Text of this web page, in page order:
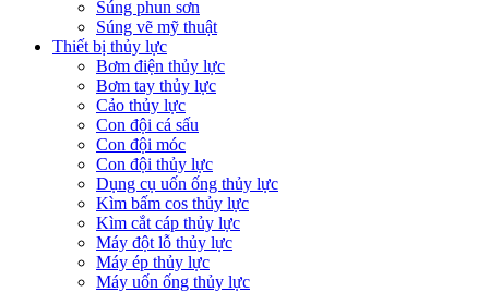
Súng phun sơn
Súng vẽ mỹ thuật
Thiết bị thủy lực
Bơm điện thủy lực
Bơm tay thủy lực
Cảo thủy lực
Con đội cá sấu
Con đội móc
Con đội thủy lực
Dụng cụ uốn ống thủy lực
Kìm bấm cos thủy lực
Kìm cắt cáp thủy lực
Máy đột lỗ thủy lực
Máy ép thủy lực
Máy uốn ống thủy lực